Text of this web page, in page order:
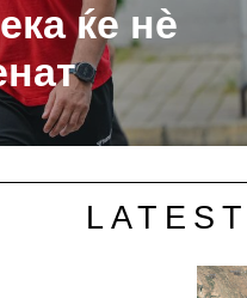
ќе нè